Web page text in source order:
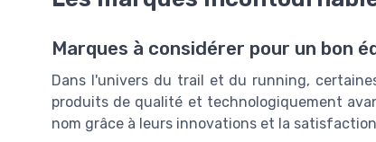
Marques à considérer pour un bon
Dans l'univers du trail et du running,
produits de qualité et technologiquement
nom grâce à leurs innovations et la